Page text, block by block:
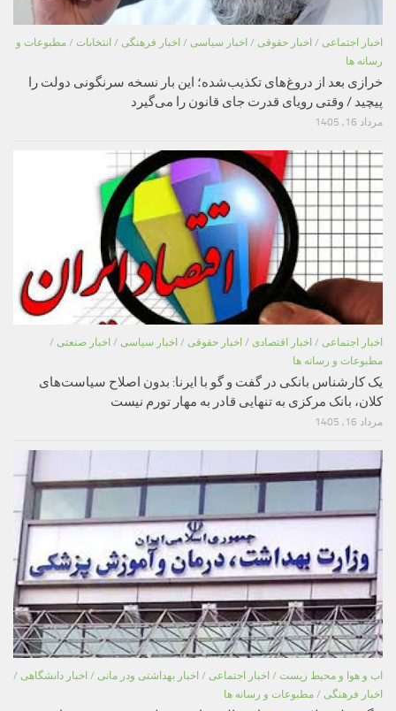
اخبار اجتماعی / اخبار حقوقی / اخبار سیاسی / اخبار فرهنگی / انتخابات / مطبوعات و
رسانه ها
خرازی بعد از دروغ‌های تکذیب‌شده؛ این بار نسخه سرنگونی دولت را
پیچید / وقتی رویای قدرت جای قانون را می‌گیرد
مرداد 16, 1405
اخبار اجتماعی / اخبار اقتصادی / اخبار حقوقی / اخبار سیاسی / اخبار صنعتی /
مطبوعات و رسانه ها
یک کارشناس بانکی در گفت و گو با ایرنا: بدون اصلاح سیاست‌های
کلان، بانک مرکزی به تنهایی قادر به مهار تورم نیست
مرداد 16, 1405
اب و هوا و محیط زیست / اخبار اجتماعی / اخبار بهداشتی ودر مانی / اخبار دانشگاهی /
اخبار فرهنگی / مطبوعات و رسانه ها